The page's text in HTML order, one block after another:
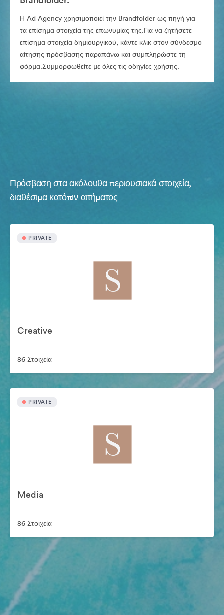
Η Ad Agency χρησιμοποιεί την Brandfolder ως πηγή για
τα επίσημα στοιχεία της επωνυμίας της.Για να ζητήσετε
επίσημα στοιχεία δημιουργικού, κάντε κλικ στον σύνδεσμο
αίτησης πρόσβασης παραπάνω και συμπληρώστε τη
φόρμα.Συμμορφωθείτε με όλες τις οδηγίες χρήσης.
Πρόσβαση στα ακόλουθα περιουσιακά στοιχεία,
διαθέσιμα κατόπιν αιτήματος
PRIVATE
Creative
86 Στοιχεία
PRIVATE
Media
86 Στοιχεία